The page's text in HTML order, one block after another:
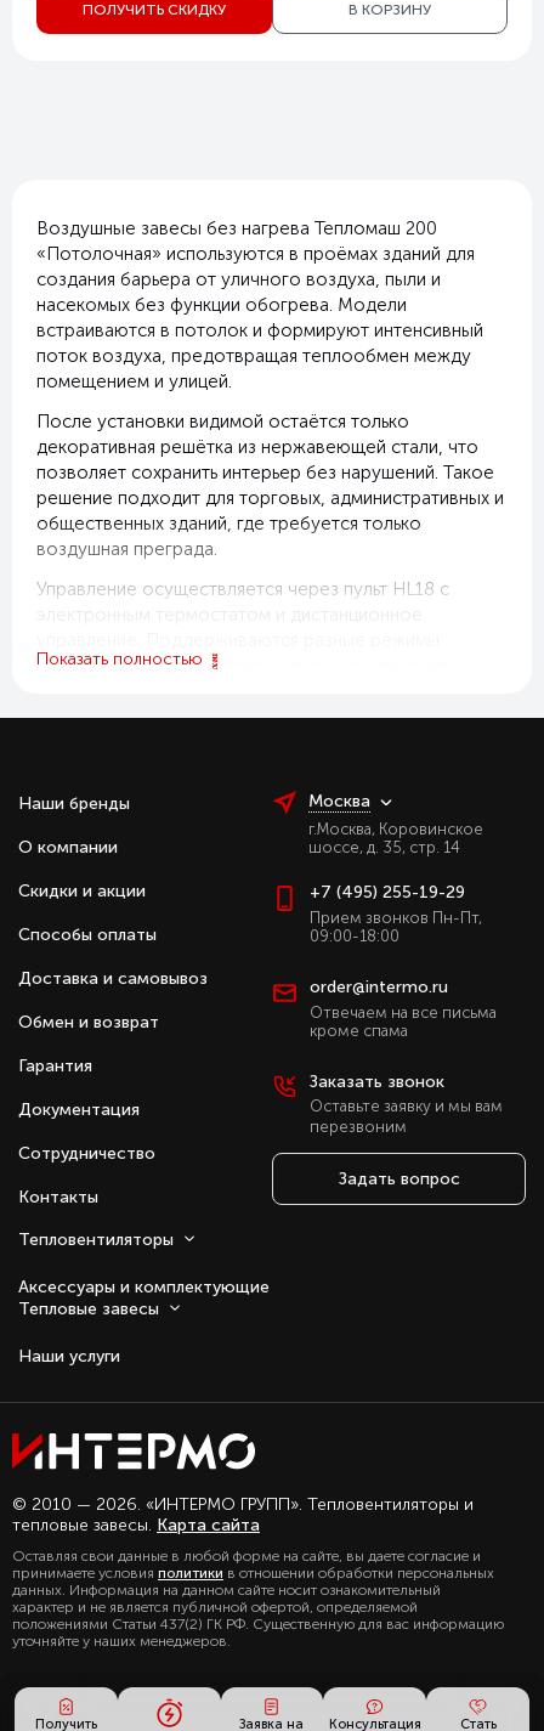
Получить
Заявка на Консультация Стать
ПОЛУЧИТЬ СКИДКУ В КОРЗИНУ
Воздушные завесы без нагрева Тепломаш 200
«Потолочная» используются в проёмах зданий для
создания барьера от уличного воздуха, пыли и
насекомых без функции обогрева. Модели
встраиваются в потолок и формируют интенсивный
поток воздуха, предотвращая теплообмен между
помещением и улицей.
После установки видимой остаётся только
декоративная решётка из нержавеющей стали, что
позволяет сохранить интерьер без нарушений. Такое
решение подходит для торговых, административных и
общественных зданий, где требуется только
воздушная преграда.
Управление осуществляется через пульт HL18 с
вентиляции, а также возможность объединения
автоматикой здания.
эксплуатации. Завесы соответствуют требованиям по
безопасности и энергоэффективности, обеспечивая
долговечную работу.
Преимущества воздушных завес без
нагрева серии 200 «Потолочная»:
Создание воздушного барьера без подогрева.
Встраиваемая установка в потолок.
Видимой остаётся только декоративная
решётка.
Пульт HL18 и дистанционное управление в
комплекте.
Поддержка нескольких режимов вентиляции.
Интеграция с автоматикой, дверными
датчиками и сигнализацией.
Соответствие нормативам по безопасности и
Показать полностью
Наши бренды
О компании
Скидки и акции
Способы оплаты
Доставка и самовывоз
Обмен и возврат
Гарантия
Документация
Сотрудничество
Контакты
Тепловентиляторы
Аксессуары и комплектующие
Тепловые завесы
Наши услуги
Москва
г.Москва, Коровинское
шоссе, д. 35, стр. 14
+7 (495) 255-19-29
Прием звонков Пн-Пт,
09:00-18:00
order@intermo.ru
Отвечаем на все письма
кроме спама
Заказать звонок
Оставьте заявку и мы вам
перезвоним
Задать вопрос
© 2010 — 2026. «ИНТЕРМО ГРУПП». Тепловентиляторы и
тепловые завесы. Карта сайта
Оставляя свои данные в любой форме на сайте, вы даете согласие и
принимаете условия политики в отношении обработки персональных
данных. Информация на данном сайте носит ознакомительный
характер и не является публичной офертой, определяемой
положениями Статьи 437(2) ГК РФ. Существенную для вас информацию
уточняйте у наших менеджеров.
Оставаясь с нами, вы соглашаетесь на
использование файлов куки.
персональных данных, можете
ознакомиться в нашем разделе
политика конфиденциальности